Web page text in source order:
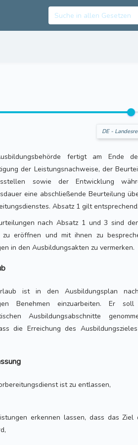
DE -
fertigt am Ende
der Leistungsnachweise, der
sowie der Entwicklung
eine abschließende Beurteilung
Absatz 1 gilt entsprechend.
nach Absatz 1 und 3 sind
zu eröffnen und mit ihnen zu
in den Ausbildungsakten zu vermerken.
ist in den Ausbildungsplan
Benehmen einzuarbeiten. Er
Ausbildungsabschnitte
die Erreichung des
ist zu entlassen,
erkennen lassen, dass das